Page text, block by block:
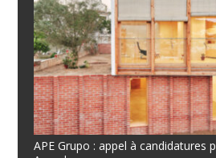
APE Grupo : appel à candidatures